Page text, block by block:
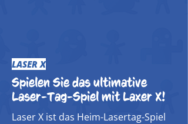
LASER X
Spielen Sie das ultimative
Laser-Tag-Spiel mit Laxer X!
​Laser X ist das Heim-Lasertag-Spiel